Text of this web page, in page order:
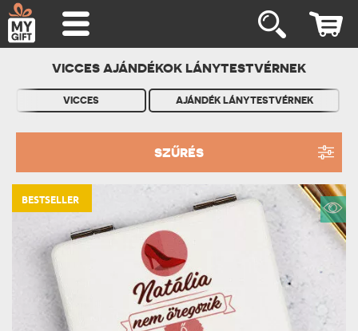
VICCES AJÁNDÉKOK LÁNYTESTVÉRNEK
VICCES AJÁNDÉK LÁNYTESTVÉRNEK
SZŰRÉS
BESTSELLER